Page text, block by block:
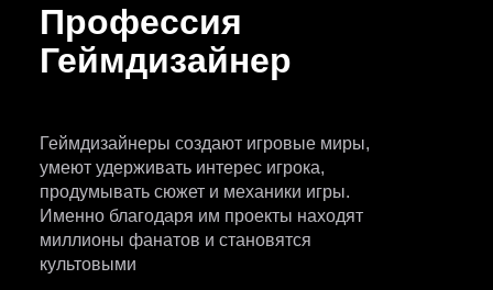
Профессия
Геймдизайнер
Геймдизайнеры создают игровые миры,
умеют удерживать интерес игрока,
продумывать сюжет и механики игры.
Именно благодаря им проекты находят
миллионы фанатов и становятся
культовыми